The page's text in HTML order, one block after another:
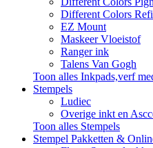
Different Colors
EZ Mount
Maskeer Vloeistof
Ranger ink
Talens Van Gogh
Toon alles Inkpads,verf
Stempels
Ludiec
Overige inkt en
Toon alles Stempels
Stempel Pakketten &